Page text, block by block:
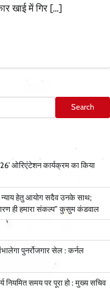
खाई में गिर […]
Search
ओरिएंटेशन कार्यक्रम का किया
न्याय हेतु आयोग सदैव उनके साथ;
ही हमारा संकल्प” कुसुम कंडवाल
पुनर्रोजगार सेल : कर्नल
नियमित समय पर पूरा हो : मुख्य सचिव